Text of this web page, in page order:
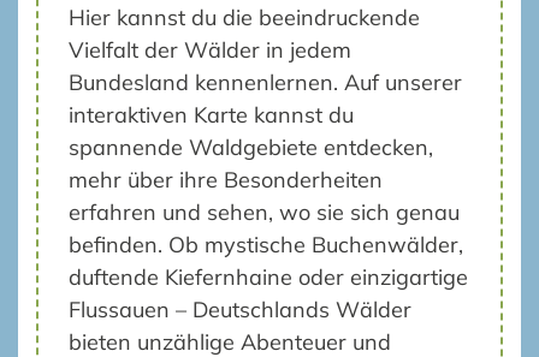
Hier kannst du die beeindruckende
Vielfalt der Wälder in jedem
Bundesland kennenlernen. Auf unserer
interaktiven Karte kannst du
spannende Waldgebiete entdecken,
mehr über ihre Besonderheiten
erfahren und sehen, wo sie sich genau
befinden. Ob mystische Buchenwälder,
duftende Kiefernhaine oder einzigartige
Flussauen – Deutschlands Wälder
bieten unzählige Abenteuer und